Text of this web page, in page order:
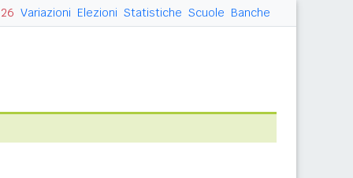
Variazioni Elezioni Statistiche Scuole Banche